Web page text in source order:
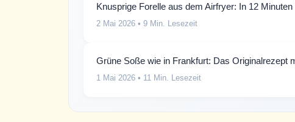
Knusprige Forelle aus dem Airfryer: In 12
2 Mai 2026 • 9 Min. Lesezeit
Grüne Soße wie in Frankfurt: Das Originalrezept
1 Mai 2026 • 11 Min. Lesezeit